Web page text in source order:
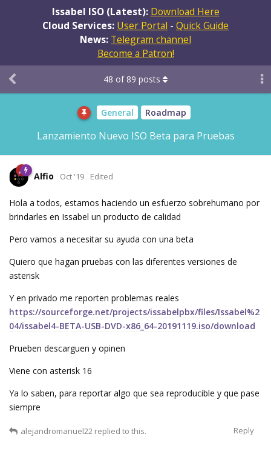
Issabel ISO (Latest): Download Here
Cloud Services: User Portal - Quick Guide
News: Telegram channel
Become a Patron!
General Roadmap
Lanzamiento Nuevo ISO Beta para Pruebas
48 of 89 posts
Alfio Oct '19 Edited
Hola a todos, estamos haciendo un esfuerzo sobrehumano por
brindarles en Issabel un producto de calidad
Pero vamos a necesitar su ayuda con una beta
Quiero que hagan pruebas con las diferentes versiones de
asterisk
Y en privado me reporten problemas reales
https://sourceforge.net/projects/issabelpbx/files/Issabel%2
04/issabel4-BETA-USB-DVD-x86_64-20191119.iso/download
Prueben descarguen y opinen
Viene con asterisk 16
Ya lo saben, para reportar algo que sea reproducible y que pase
siempre
Reply
alejandromanuel22 replied to this.